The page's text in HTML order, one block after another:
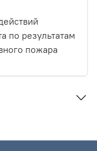
по результатам
пожара